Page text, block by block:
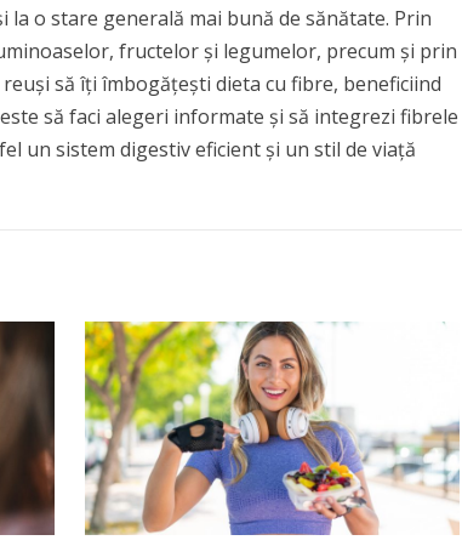
o stare generală mai bună de sănătate. Prin
fructelor și legumelor, precum și prin
să îți îmbogățești dieta cu fibre, beneficiind
să faci alegeri informate și să integrezi fibrele
un sistem digestiv eficient și un stil de viață